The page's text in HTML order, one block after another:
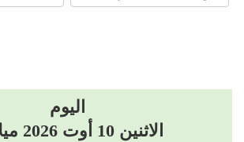
اليوم
الاثنين 10 أوت 2026 ميلادي